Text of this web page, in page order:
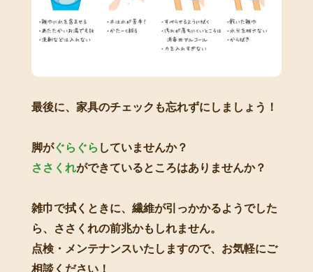
最後に、家具のチェックも忘れずにしましょう！
脚がぐらぐら していませんか？
ささくれができているところはありませんか？
雑巾で拭くときに、繊維が引っかかるようでした
ら、ささくれの前兆かもしれません。
点検・メンテナンスいたしますので、お気軽にご
相談ください！